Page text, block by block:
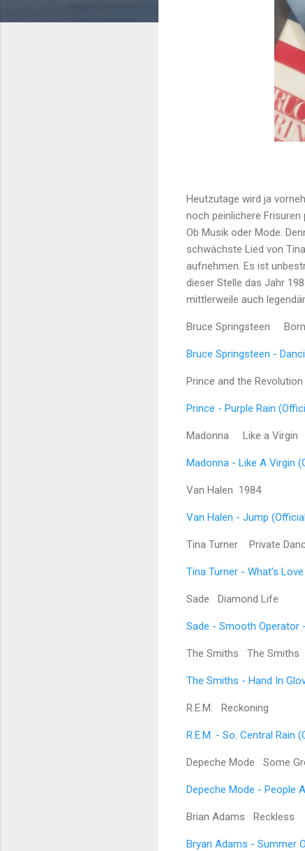
Heutzutage wird ja
noch peinlichere
Ob Musik oder Mode.
schwächste Lied von
aufnehmen. Es ist
dieser Stelle das Jahr
mittlerweile auch
Bruce Springsteen Born
Bruce Springsteen -
Prince and the Revolution
Prince - Purple Rain
Madonna Like a Virgin
Madonna - Like A Virgin
Van Halen 1984
Van Halen - Jump
Tina Turner Private
Tina Turner - What's
Sade Diamond Life
Sade - Smooth Operator
The Smiths The Smiths
The Smiths - Hand In
R.E.M. Reckoning
R.E.M. - So. Central Rain
Depeche Mode Some
Depeche Mode - People
Brian Adams Reckless
Bryan Adams - Summer